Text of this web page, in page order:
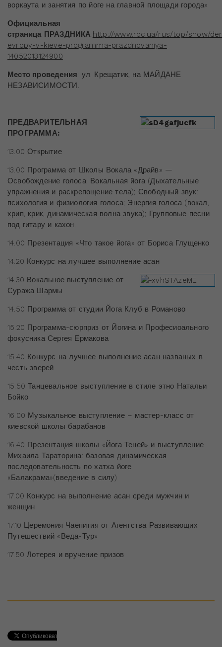
воркаута и занятия по йоге на главной площади города»
Официальная
страница ПРАЗДНИКА:http://www.rbc.ua/rus/top/show/
evropy-v-kieve-programma-prazdnovaniya-
14052013124900
Место проведения: ул. Крещатик, на МАЙДАНЕ
НЕЗАВИСИМОСТИ.
ПРЕДВАРИТЕЛЬНАЯ
ПРОГРАММА:
13.00 Открытие
13.00 Программа от Школы Вокала «Драйв» —
Освобождение голоса: Вокальная йога (Дыхательные
упражнения и раскрепощение тела); Свободный звук:
психология и физиология голоса; Энергия голоса (вокал,
хрип, крик, динамическая волна звука); Групповые песни
под гитару и кахон.
14.00 Презентация «Что такое йога» от Бориса Глущенко
14.20 Конкурс на лучшее выполнение асан
14.30 Вокальное выступление от
Суража Шармы
14.50 Программа от студии Йога Клуб в Романово
15.20 Программа-сюрприз от Йогина и Професиоального
фокусника Сергея Ермакова
15.40 Конкурс на лучшее выполнение асан названых в
честь зверей
15.50 Танцевальное выступление в стиле этно Натальи
Бойко.
16.00 Музыкальное выступление – мастер-класс от
киевской школы барабанов
16.40 Презентация школы «Йога Теней» и выступление
Михаила Тараторина: базовая динамическая
последовательность по хатха йоге
«Балакрама»(введение в силу)
17.00 Конкурс на выполнение асан среди мужчин и
женщин
17.10 Церемония Чаепития от Агентства Развивающих
Путешествий «Веда-Тур»
17.50 Лотерея и вручение призов